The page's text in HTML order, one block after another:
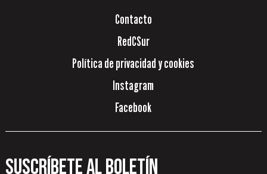
Contacto
RedCSur
Política de privacidad y cookies
Instagram
Facebook
Suscríbete al boletín